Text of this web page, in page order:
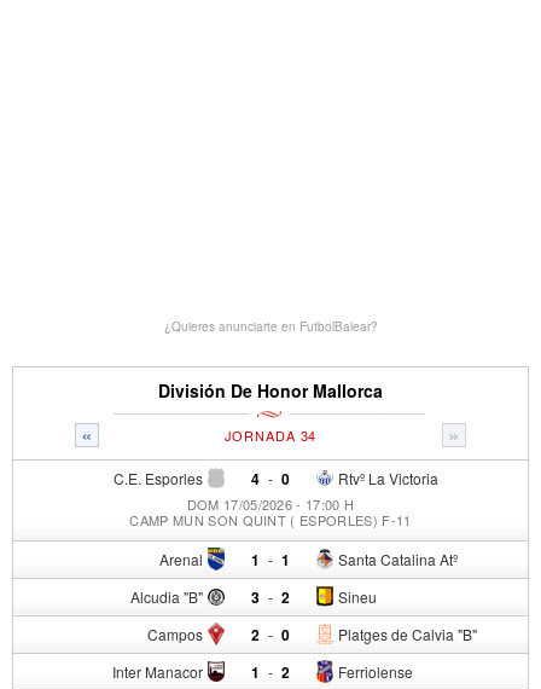
¿Quieres anunciarte en FutbolBalear?
División De Honor Mallorca
« »
JORNADA 34
C.E. Esporles 4 - Rtvº La Victoria
0
DOM 17/05/2026 - 17:00 H
CAMP MUN SON QUINT ( ESPORLES) F-11
Arenal 1 - Santa Catalina Atº
1
Alcudia "B" 3 - Sineu
2
Campos 2 - Platges de Calvia "B"
0
Inter Manacor 1 - Ferriolense
2